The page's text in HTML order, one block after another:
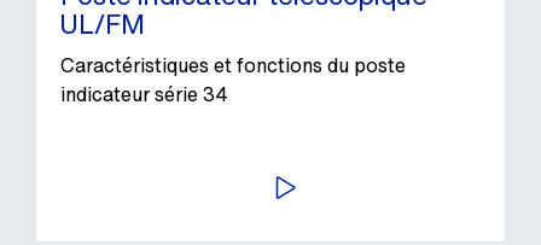
UL/FM
Caractéristiques et fonctions du poste
indicateur série 34
LIRE